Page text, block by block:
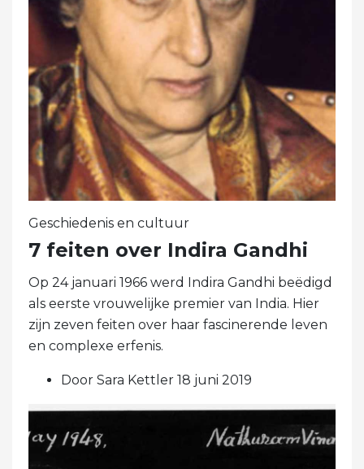
Geschiedenis en cultuur
7 feiten over Indira Gandhi
Op 24 januari 1966 werd Indira Gandhi beëdigd
als eerste vrouwelijke premier van India. Hier
zijn zeven feiten over haar fascinerende leven
en complexe erfenis.
Door Sara Kettler 18 juni 2019